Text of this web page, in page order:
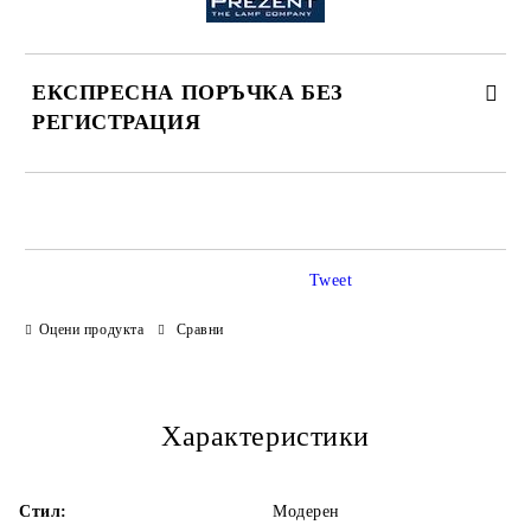
ЕКСПРЕСНА ПОРЪЧКА БЕЗ
РЕГИСТРАЦИЯ
Оцени продукта Сравни
Tweet
Характеристики
Стил: Модерен